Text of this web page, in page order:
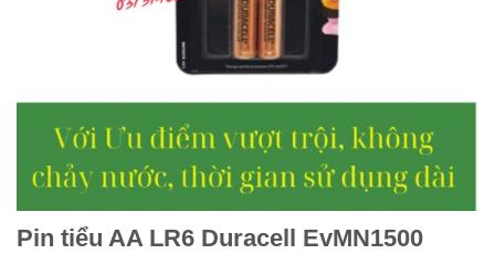
Pin tiểu AA LR6 Duracell EvMN1500